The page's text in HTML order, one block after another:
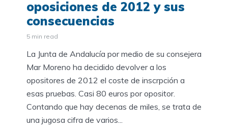
oposiciones de 2012 y sus
consecuencias
5 min read
La Junta de Andalucía por medio de su consejera
Mar Moreno ha decidido devolver a los
opositores de 2012 el coste de inscrpción a
esas pruebas. Casi 80 euros por opositor.
Contando que hay decenas de miles, se trata de
una jugosa cifra de varios...